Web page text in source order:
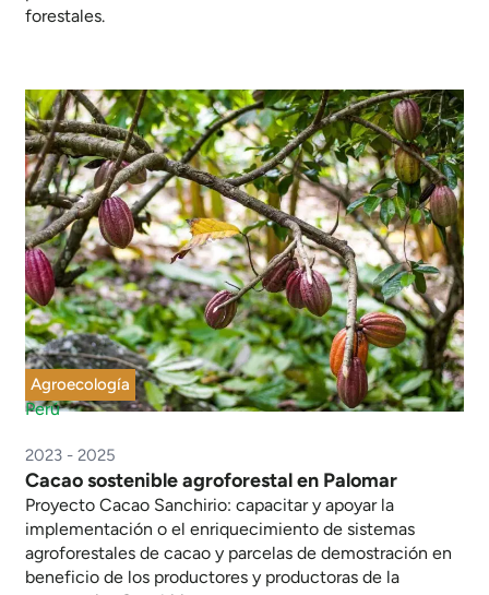
forestales.
Agroecología
Perú
2023 - 2025
Cacao sostenible agroforestal en Palomar
Proyecto Cacao Sanchirio: capacitar y apoyar la
implementación o el enriquecimiento de sistemas
agroforestales de cacao y parcelas de demostración en
beneficio de los productores y productoras de la